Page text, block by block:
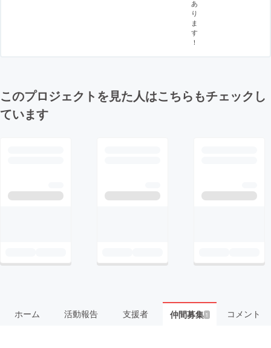
あ
り
ま
す
！
このプロジェクトを見た人はこちらもチェックし
ています
ホーム 活動報告 支援者 仲間募集 1 コメント